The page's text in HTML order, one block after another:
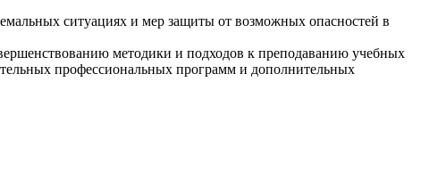
ситуациях и мер защиты от возможных опасностей в
методики и подходов к преподаванию учебных
профессиональных программ и дополнительных